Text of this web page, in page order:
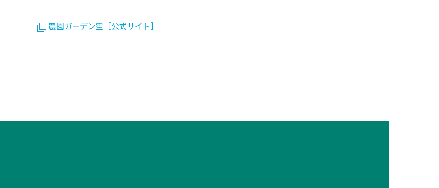
農園ガーデン空［公式サイト］